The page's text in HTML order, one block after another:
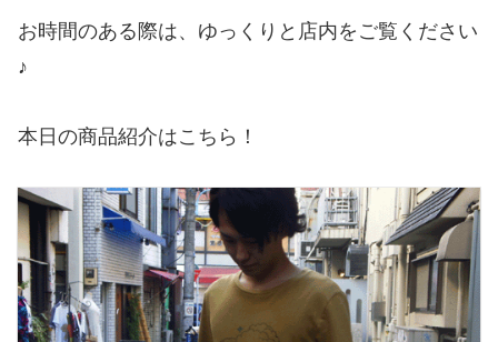
お時間のある際は、ゆっくりと店内をご覧ください
♪
本日の商品紹介はこちら！